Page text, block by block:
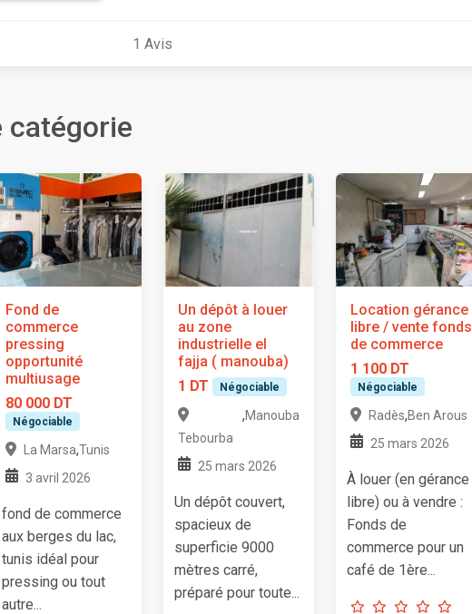
1 Avis
catégorie
Fond de
commerce
pressing
opportunité
multiusage
80 000 DT
Négociable
La Marsa,Tunis
3 avril 2026
fond de commerce
aux berges du lac,
tunis idéal pour
pressing ou tout
autre...
Un dépôt à louer
au zone
industrielle el
fajja ( manouba)
1 DT
Négociable
Tebourba
,Manouba
25 mars 2026
Un dépôt couvert,
spacieux de
superficie 9000
mètres carré,
préparé pour toute...
Location gérance
libre / vente fonds
de commerce
1 100 DT
Négociable
Radès,Ben Arous
25 mars 2026
À louer (en gérance
libre) ou à vendre :
Fonds de
commerce pour un
café de 1ère...